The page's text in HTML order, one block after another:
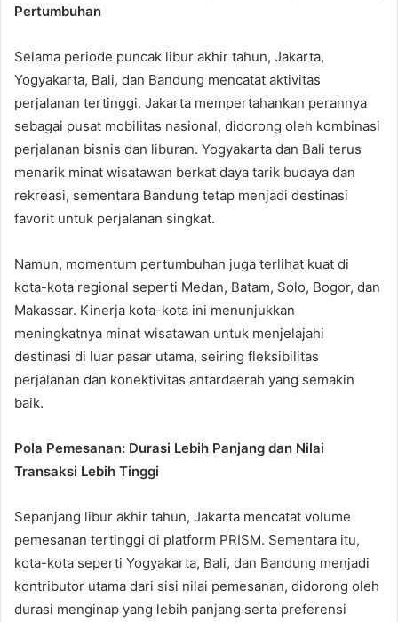
Pertumbuhan
Selama periode puncak libur akhir tahun, Jakarta,
Yogyakarta, Bali, dan Bandung mencatat aktivitas
perjalanan tertinggi. Jakarta mempertahankan perannya
sebagai pusat mobilitas nasional, didorong oleh kombinasi
perjalanan bisnis dan liburan. Yogyakarta dan Bali terus
menarik minat wisatawan berkat daya tarik budaya dan
rekreasi, sementara Bandung tetap menjadi destinasi
favorit untuk perjalanan singkat.
Namun, momentum pertumbuhan juga terlihat kuat di
kota-kota regional seperti Medan, Batam, Solo, Bogor, dan
Makassar. Kinerja kota-kota ini menunjukkan
meningkatnya minat wisatawan untuk menjelajahi
destinasi di luar pasar utama, seiring fleksibilitas
perjalanan dan konektivitas antardaerah yang semakin
baik.
Pola Pemesanan: Durasi Lebih Panjang dan Nilai
Transaksi Lebih Tinggi
Sepanjang libur akhir tahun, Jakarta mencatat volume
pemesanan tertinggi di platform PRISM. Sementara itu,
kota-kota seperti Yogyakarta, Bali, dan Bandung menjadi
kontributor utama dari sisi nilai pemesanan, didorong oleh
durasi menginap yang lebih panjang serta preferensi